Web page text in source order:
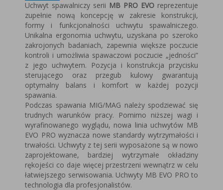
Uchwyt spawalniczy serii MB PRO EVO reprezentuje
zupełnie nową koncepcję w zakresie konstrukcji,
formy i funkcjonalności uchwytu spawalniczego.
Unikalna ergonomia uchwytu, uzyskana po szeroko
zakrojonych badaniach, zapewnia większe poczucie
kontroli i umożliwia spawaczowi poczucie „jedności”
z jego uchwytem. Pozycja i konstrukcja przycisku
sterującego oraz przegub kulowy gwarantują
optymalny balans i komfort w każdej pozycji
spawania.
Podczas spawania MIG/MAG należy spodziewać się
trudnych warunków pracy. Pomimo niższej wagi i
wyrafinowanego wyglądu, nowa linia uchwytów MB
EVO PRO wyznacza nowe standardy wytrzymałości i
trwałości. Uchwyty z tej serii wyposażone są w nowo
zaprojektowane, bardziej wytrzymałe okładziny
rękojeści co daje więcej przestrzeni wewnątrz w celu
łatwiejszego serwisowania. Uchwyty MB EVO PRO to
technologia dla profesjonalistów.